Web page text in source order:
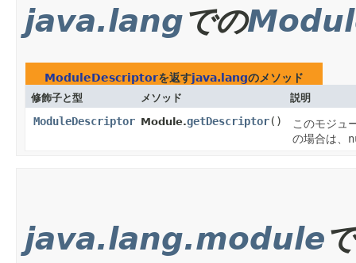
java.langでの
ModuleDescriptorを返すjava.langのメソッド
修飾子と型 メソッド 説明
ModuleDescriptor Module.getDescriptor()
このモジュ
の場合は、
java.lang.module